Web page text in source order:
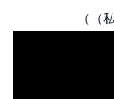
（（